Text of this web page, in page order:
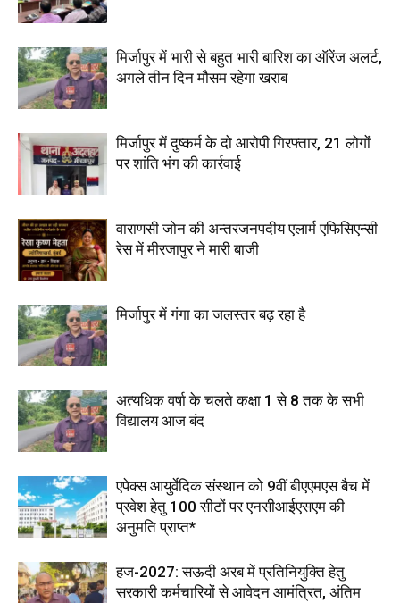
मिर्जापुर में भारी से बहुत भारी बारिश का ऑरेंज अलर्ट,
अगले तीन दिन मौसम रहेगा खराब
मिर्जापुर में दुष्कर्म के दो आरोपी गिरफ्तार, 21 लोगों
पर शांति भंग की कार्रवाई
वाराणसी जोन की अन्तरजनपदीय एलार्म एफिसिएन्सी
रेस में मीरजापुर ने मारी बाजी
मिर्जापुर में गंगा का जलस्तर बढ़ रहा है
अत्यधिक वर्षा के चलते कक्षा 1 से 8 तक के सभी
विद्यालय आज बंद
एपेक्स आयुर्वेदिक संस्थान को 9वीं बीएएमएस बैच में
प्रवेश हेतु 100 सीटों पर एनसीआईएसएम की
अनुमति प्राप्त*
हज-2027: सऊदी अरब में प्रतिनियुक्ति हेतु
सरकारी कर्मचारियों से आवेदन आमंत्रित, अंतिम